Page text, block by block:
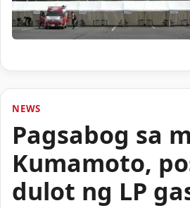
NEWS
Pagsabog sa
Kumamoto,
dulot ng LP